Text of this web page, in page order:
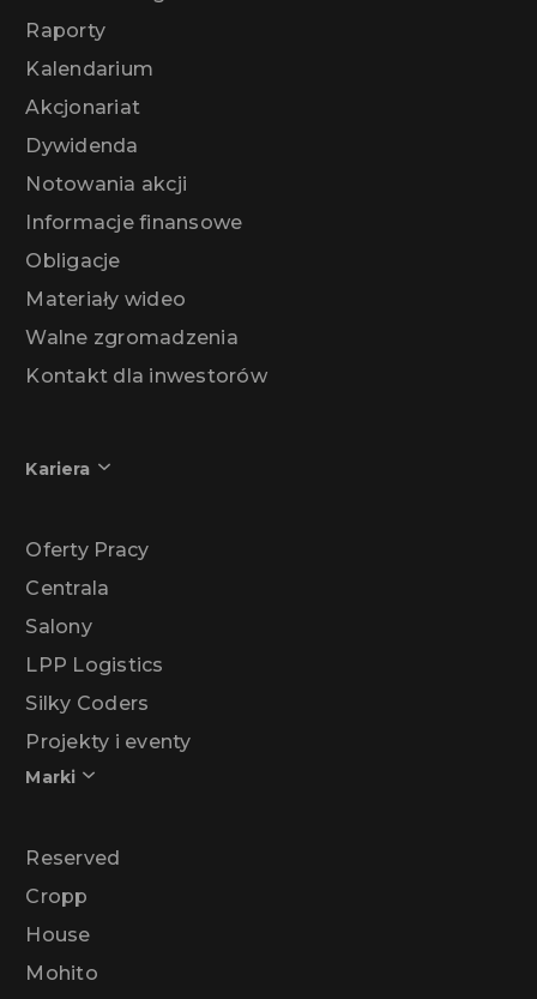
Raporty
Kalendarium
Akcjonariat
Dywidenda
Notowania akcji
Informacje finansowe
Obligacje
Materiały wideo
Walne zgromadzenia
Kontakt dla inwestorów
Kariera
Oferty Pracy
Centrala
Salony
LPP Logistics
Silky Coders
Projekty i eventy
Marki
Reserved
Cropp
House
Mohito